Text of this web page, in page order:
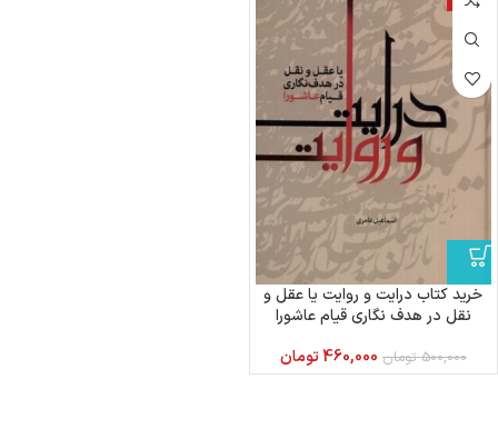
خرید کتاب درایت و روایت یا عقل و
نقل در هدف نگاری قیام عاشورا
500,000 تومان 460,000تومان